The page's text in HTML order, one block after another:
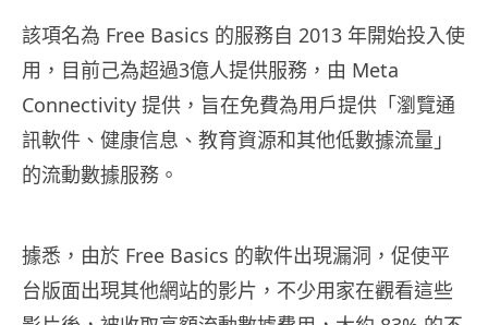
該項名為 Free Basics 的服務自 2013 年開始投入使
用，目前己為超過3億人提供服務，由 Meta
Connectivity 提供，旨在免費為用戶提供「瀏覽通
訊軟件、健康信息、教育資源和其他低數據流量」
的流動數據服務。
據悉，由於 Free Basics 的軟件出現漏洞，促使平
台版面出現其他網站的影片，不少用家在觀看這些